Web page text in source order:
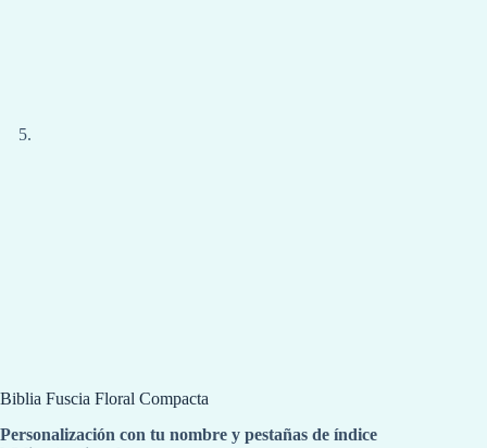
Biblia Fuscia Floral Compacta
Personalización con tu nombre y pestañas de índice